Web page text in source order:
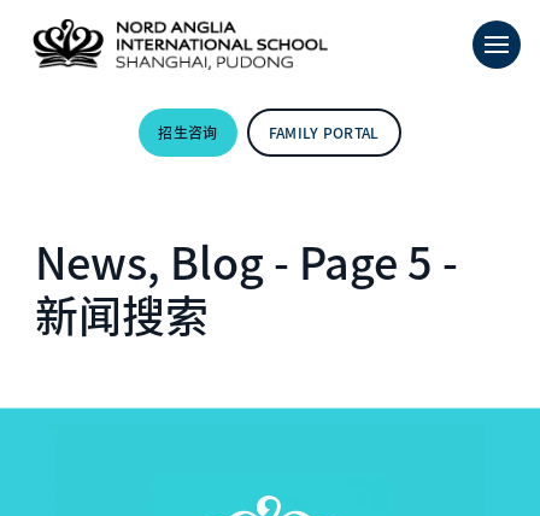
招生咨询 FAMILY PORTAL
News, Blog - Page 5 -
新闻搜索